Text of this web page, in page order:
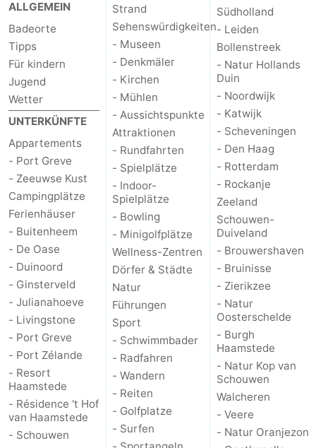
Haag
Rotterdam
-
Rockanje
Zeeland
Schouwen-
Duiveland
-
Brouwershaven
-
Bruinisse
-
Zierikzee
-
Natur
Oosterschelde
-
Burgh
Haamstede
-
Natur
Kop
van
Schouwen
Walcheren
Veere
-
Natur
-
ALLGEMEIN
Badeorte
Tipps
Für kindern
Jugend
Wetter
UNTERKÜNFTE
Appartements
- Port Greve
- Zeeuwse Kust
Campingplätze
Ferienhäuser
- Buitenheem
- De Oase
- Duinoord
- Ginsterveld
- Julianahoeve
- Livingstone
- Port Greve
- Port Zélande
- Resort
Haamstede
- Résidence 't Hof
van Haamstede
- Schouwen
Strand
Sehenswürdigkeiten
- Museen
- Denkmäler
- Kirchen
- Mühlen
- Aussichtspunkte
Attraktionen
- Rundfahrten
- Spielplätze
- Indoor-
Spielplätze
- Bowling
- Minigolfplätze
Wellness-Zentren
Dörfer & Städte
Natur
Führungen
Sport
- Schwimmbader
- Radfahren
- Wandern
- Reiten
- Golfplatze
- Surfen
Südholland
- Leiden
Bollenstreek
- Natur Hollands
Duin
- Noordwijk
- Katwijk
- Scheveningen
- Den Haag
- Rotterdam
- Rockanje
Zeeland
Schouwen-
Duiveland
- Brouwershaven
- Bruinisse
- Zierikzee
- Natur
Oosterschelde
- Burgh
Haamstede
- Natur Kop van
Schouwen
Walcheren
- Veere
- Natur Oranjezon